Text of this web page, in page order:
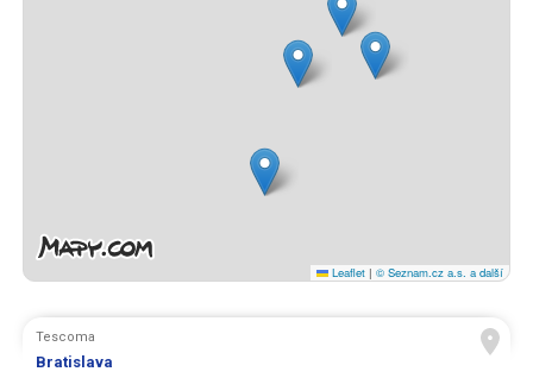
Leaflet | © Seznam.cz a.s. a další
Tescoma
Bratislava